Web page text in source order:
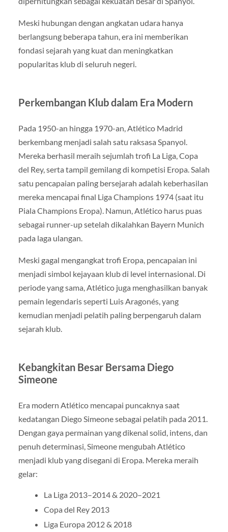
Meski hubungan dengan angkatan udara hanya
berlangsung beberapa tahun, era ini memberikan
fondasi sejarah yang kuat dan meningkatkan
popularitas klub di seluruh negeri.
Perkembangan Klub dalam Era Modern
Pada 1950-an hingga 1970-an, Atlético Madrid
berkembang menjadi salah satu raksasa Spanyol.
Mereka berhasil meraih sejumlah trofi La Liga, Copa
del Rey, serta tampil gemilang di kompetisi Eropa. Salah
satu pencapaian paling bersejarah adalah keberhasilan
mereka mencapai final Liga Champions 1974 (saat itu
Piala Champions Eropa). Namun, Atlético harus puas
sebagai runner-up setelah dikalahkan Bayern Munich
pada laga ulangan.
Meski gagal mengangkat trofi Eropa, pencapaian ini
menjadi simbol kejayaan klub di level internasional. Di
periode yang sama, Atlético juga menghasilkan banyak
pemain legendaris seperti Luis Aragonés, yang
kemudian menjadi pelatih paling berpengaruh dalam
sejarah klub.
Kebangkitan Besar Bersama Diego
Simeone
Era modern Atlético mencapai puncaknya saat
kedatangan Diego Simeone sebagai pelatih pada 2011.
Dengan gaya permainan yang dikenal solid, intens, dan
penuh determinasi, Simeone mengubah Atlético
menjadi klub yang disegani di Eropa. Mereka meraih
gelar:
La Liga 2013–2014 & 2020–2021
Copa del Rey 2013
Liga Europa 2012 & 2018